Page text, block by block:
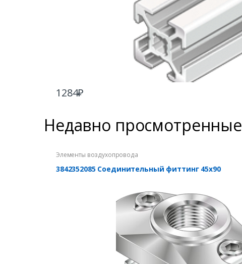
1284₽
Недавно просмотренные
Элементы воздухопровода
3842352085 Соединительный фиттинг 45х90